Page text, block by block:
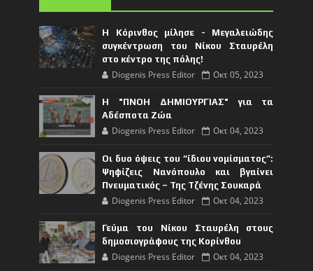
Η Κόρινθος μίλησε - Μεγαλειώδης
συγκέντρωση του Νίκου Σταυρέλη
στο κέντρο της πόλης!
Diogenis Press Editor Οκτ 05, 2023
Η "ΠΝΟΗ ΔΗΜΙΟΥΡΓΙΑΣ" για τα
Αδέσποτα Ζώα
Diogenis Press Editor Οκτ 04, 2023
Οι δυο όψεις του “ίδιου νομίσματος”:
Ψηφίζεις Νανόπουλο και βγαίνει
Πνευματικός – Της Τζένης Σουκαρά
Diogenis Press Editor Οκτ 04, 2023
Γεύμα του Νίκου Σταυρέλη στους
δημοσιογράφους της Κορίνθου
Diogenis Press Editor Οκτ 04, 2023